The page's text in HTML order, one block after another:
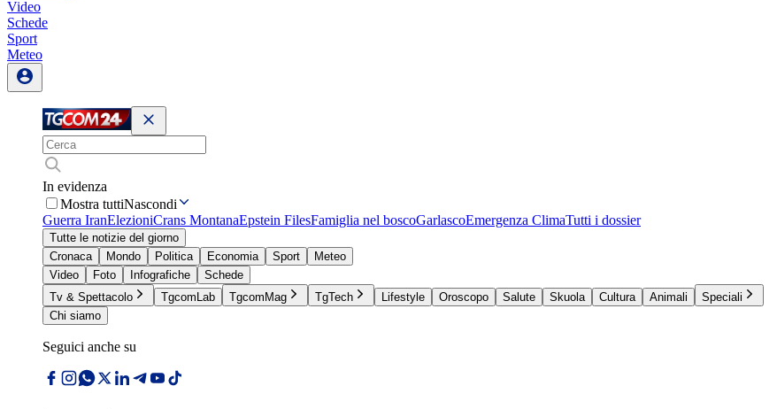
Video
Schede
Sport
Meteo
In evidenza
Mostra tuttiNascondi
Guerra IranElezioniCrans MontanaEpstein FilesFamiglia nel boscoGarlascoEmergenza ClimaTutti i dossier
Tutte le notizie del giorno
Cronaca
Mondo Politica Economia Sport
Meteo
Video
Foto Infografiche
Schede
Tv & Spettacolo
TgcomLab TgcomMag TgTech Lifestyle Oroscopo Salute Skuola Cultura Animali
Speciali
Chi siamo
Seguici anche su